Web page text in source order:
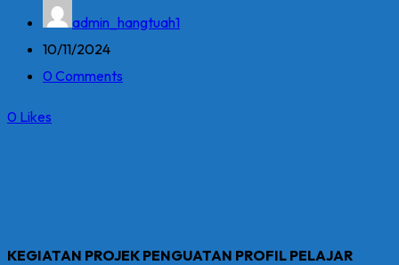
admin_hangtuah1
10/11/2024
0 Comments
0 Likes
KEGIATAN PROJEK PENGUATAN PROFIL PELAJAR